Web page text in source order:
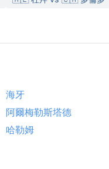
海牙
阿爾梅勒斯塔德
哈勒姆